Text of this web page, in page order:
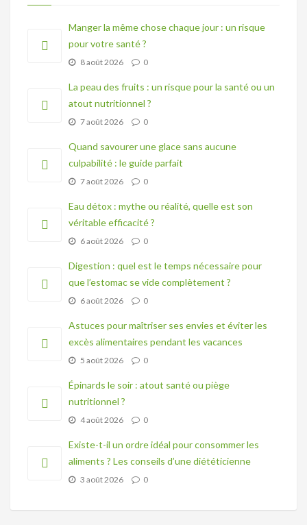
Manger la même chose chaque jour : un risque
pour votre santé ?
8 août 2026 0
La peau des fruits : un risque pour la santé ou un
atout nutritionnel ?
7 août 2026 0
Quand savourer une glace sans aucune
culpabilité : le guide parfait
7 août 2026 0
Eau détox : mythe ou réalité, quelle est son
véritable efficacité ?
6 août 2026 0
Digestion : quel est le temps nécessaire pour
que l’estomac se vide complètement ?
6 août 2026 0
Astuces pour maîtriser ses envies et éviter les
excès alimentaires pendant les vacances
5 août 2026 0
Épinards le soir : atout santé ou piège
nutritionnel ?
4 août 2026 0
Existe-t-il un ordre idéal pour consommer les
aliments ? Les conseils d’une diététicienne
3 août 2026 0